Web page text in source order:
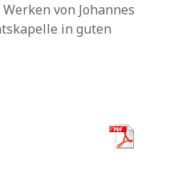
von Johannes
in guten